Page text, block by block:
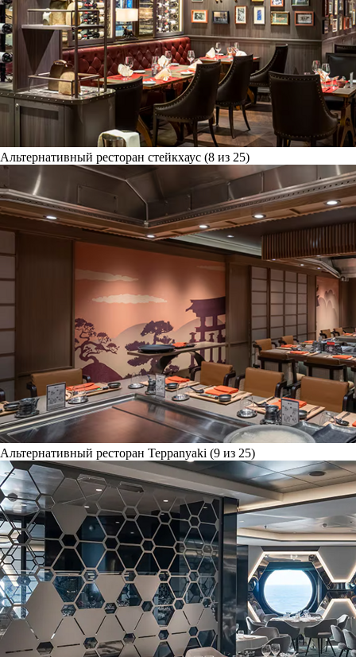
Альтернативный ресторан стейкхаус (8 из 25)
Альтернативный ресторан Teppanyaki (9 из 25)